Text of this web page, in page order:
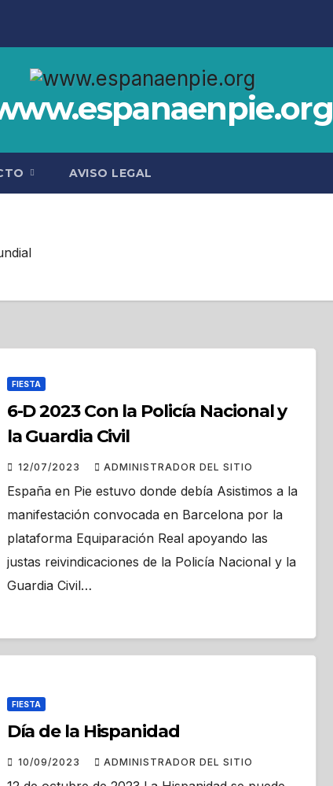
AVISO LEGAL
FIESTA
6-D 2023 Con la Policía Nacional y
la Guardia Civil
12/07/2023 ADMINISTRADOR DEL SITIO
España en Pie estuvo donde debía Asistimos a la
manifestación convocada en Barcelona por la
plataforma Equiparación Real apoyando las
justas reivindicaciones de la Policía Nacional y la
Guardia Civil…
FIESTA
Día de la Hispanidad
10/09/2023 ADMINISTRADOR DEL SITIO